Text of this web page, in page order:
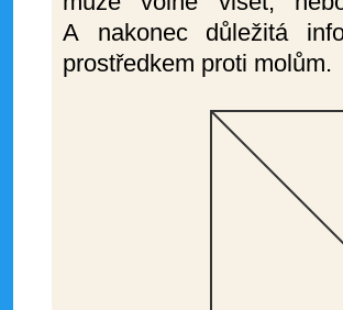
A nakonec důležitá
prostředkem proti molům.